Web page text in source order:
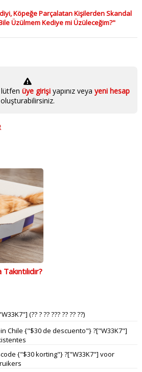
Köpeğe Parçalatan Kişilerden Skandal
Üzülmem Kediye mi Üzüleceğim?"
lütfenüye girişiyapınız veya yeni hesap
oluşturabilirsiniz.
(?? ? ?? ??? ?? ?? ??)
Chile {"$30 de descuento"} ?["W33K7"]
{"$30 korting"} ?["W33K7"] voor